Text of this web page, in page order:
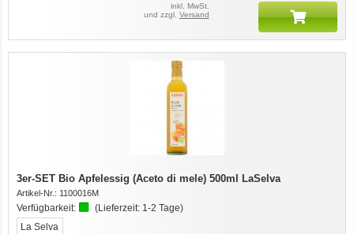
inkl. MwSt.
und zzgl. Versand
3er-SET Bio Apfelessig (Aceto di mele) 500ml LaSelva
Artikel-Nr.: 1100016M
Verfügbarkeit: (Lieferzeit: 1-2 Tage)
La Selva